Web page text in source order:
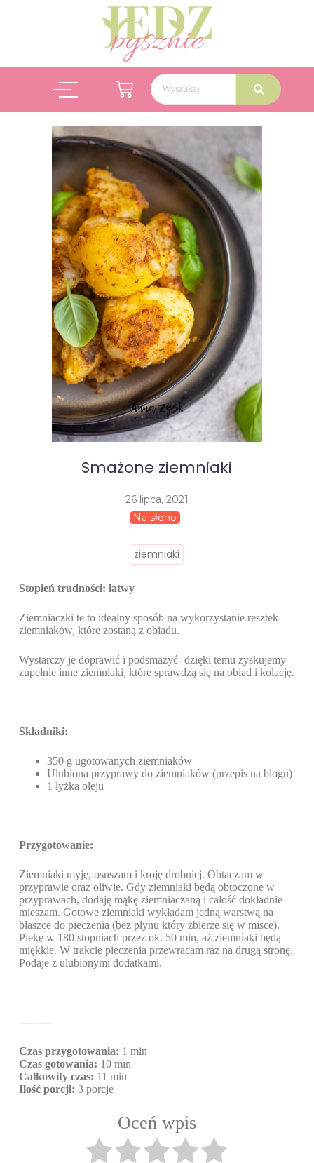
Smażone ziemniaki
26 lipca, 2021
Na słono
ziemniaki
Stopień trudności: łatwy
Ziemniaczki te to idealny sposób na wykorzystanie resztek
ziemniaków, które zostaną z obiadu.
Wystarczy je doprawić i podsmażyć- dzięki temu zyskujemy
zupełnie inne ziemniaki, które sprawdzą się na obiad i kolację.
Składniki:
350 g ugotowanych ziemniaków
Ulubiona przyprawy do ziemniaków (przepis na blogu)
1 łyżka oleju
Przygotowanie:
Ziemniaki myję, osuszam i kroję drobniej. Obtaczam w
przyprawie oraz oliwie. Gdy ziemniaki będą obtoczone w
przyprawach, dodaję mąkę ziemniaczaną i całość dokładnie
mieszam. Gotowe ziemniaki wykładam jedną warstwą na
blaszce do pieczenia (bez płynu który zbierze się w misce).
Piekę w 180 stopniach przez ok. 50 min, aż ziemniaki będą
miękkie. W trakcie pieczenia przewracam raz na drugą stronę.
Podaje z ulubionymi dodatkami.
———
Czas przygotowania: 1 min
Czas gotowania: 10 min
Całkowity czas: 11 min
Ilość porcji: 3 porcje
Oceń wpis